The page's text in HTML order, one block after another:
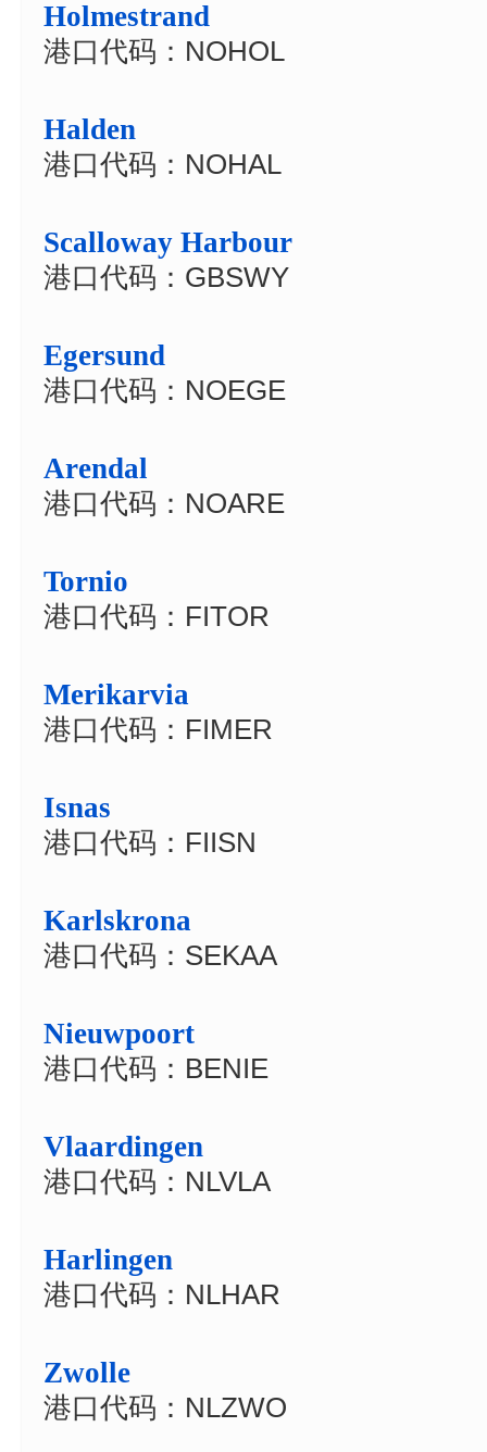
Holmestrand
港口代码：NOHOL
Halden
港口代码：NOHAL
Scalloway Harbour
港口代码：GBSWY
Egersund
港口代码：NOEGE
Arendal
港口代码：NOARE
Tornio
港口代码：FITOR
Merikarvia
港口代码：FIMER
Isnas
港口代码：FIISN
Karlskrona
港口代码：SEKAA
Nieuwpoort
港口代码：BENIE
Vlaardingen
港口代码：NLVLA
Harlingen
港口代码：NLHAR
Zwolle
港口代码：NLZWO